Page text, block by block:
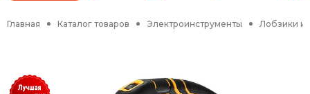
Главная Каталог товаров Электроинструменты Лобзики и